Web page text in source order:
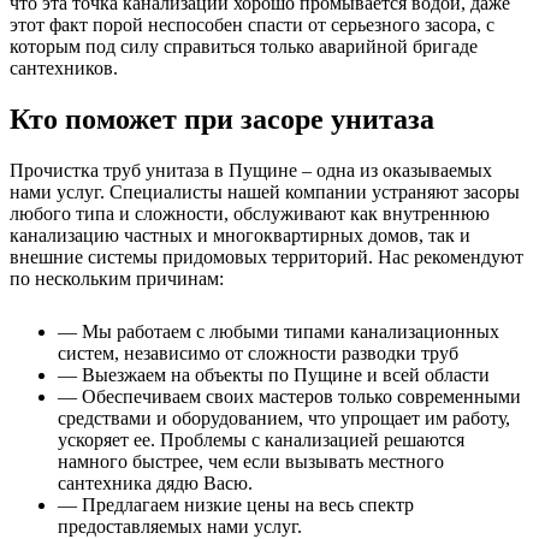
этот факт порой неспособен спасти от серьезного засора, с
которым под силу справиться только аварийной бригаде
сантехников.
Кто поможет при засоре унитаза
Прочистка труб унитаза в Пущине – одна из оказываемых
нами услуг. Специалисты нашей компании устраняют засоры
любого типа и сложности, обслуживают как внутреннюю
канализацию частных и многоквартирных домов, так и
внешние системы придомовых территорий. Нас рекомендуют
по нескольким причинам:
— Мы работаем с любыми типами канализационных
систем, независимо от сложности разводки труб
— Выезжаем на объекты по Пущине и всей области
— Обеспечиваем своих мастеров только современными
средствами и оборудованием, что упрощает им работу,
ускоряет ее. Проблемы с канализацией решаются
намного быстрее, чем если вызывать местного
сантехника дядю Васю.
— Предлагаем низкие цены на весь спектр
предоставляемых нами услуг.